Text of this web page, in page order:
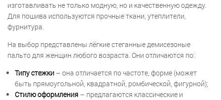
изготавливать не только модную, но и качественную одежду.
Для пошива используются прочные ткани, утеплители,
фурнитура.
На выбор представлены лёгкие стеганные демисезоные
пальто для женщин любого возраста. Они отличаются по:
Типу стежки – она отличается по частоте, форме (может
быть прямоугольной, квадратной, ромбической, фигурной);
Стилю оформления – предлагаются классические и